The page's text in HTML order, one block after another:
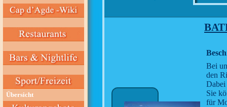
Übersicht
Bei
den
Dabei
Sie
für